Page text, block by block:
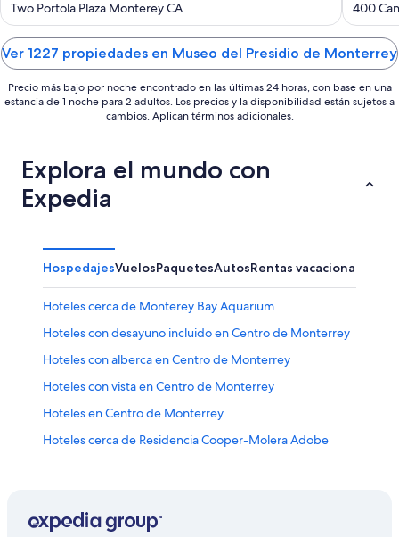
out
of
5
Two Portola Plaza Monterey CA
out
of
5
400
Ver 1227 propiedades en Museo del Presidio de Monterrey
Precio más bajo por noche encontrado en las últimas 24 horas, con base en una
estancia de 1 noche para 2 adultos. Los precios y la disponibilidad están sujetos a
cambios. Aplican términos adicionales.
Explora el mundo con
Expedia
HospedajesVuelosPaquetesAutosRentas vacacionales
Hoteles cerca de Monterey Bay Aquarium
Hoteles con desayuno incluido en Centro de Monterrey
Hoteles con alberca en Centro de Monterrey
Hoteles con vista en Centro de Monterrey
Hoteles en Centro de Monterrey
Hoteles cerca de Residencia Cooper-Molera Adobe
Hoteles históricos en Old Monterey